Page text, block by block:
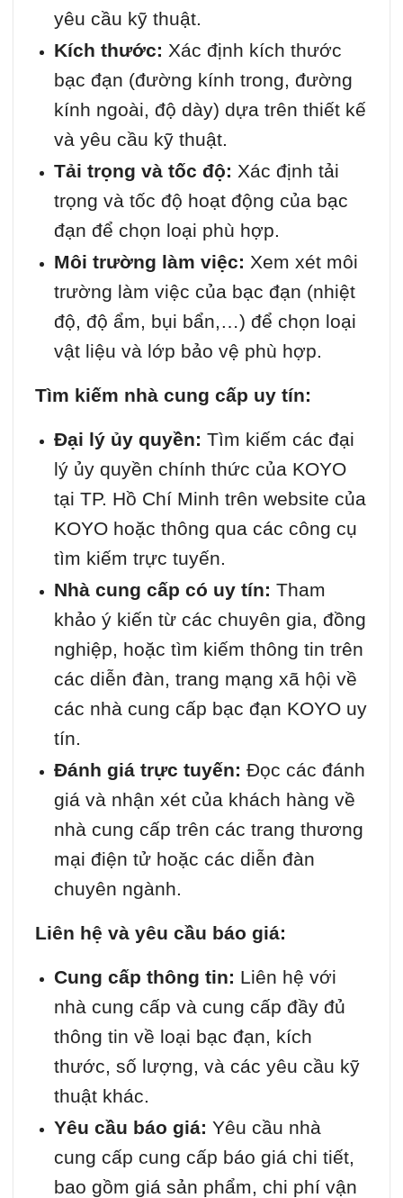
yêu cầu kỹ thuật.
Kích thước: Xác định kích thước
bạc đạn (đường kính trong, đường
kính ngoài, độ dày) dựa trên thiết kế
và yêu cầu kỹ thuật.
Tải trọng và tốc độ: Xác định tải
trọng và tốc độ hoạt động của bạc
đạn để chọn loại phù hợp.
Môi trường làm việc: Xem xét môi
trường làm việc của bạc đạn (nhiệt
độ, độ ẩm, bụi bẩn,…) để chọn loại
vật liệu và lớp bảo vệ phù hợp.
Tìm kiếm nhà cung cấp uy tín:
Đại lý ủy quyền: Tìm kiếm các đại
lý ủy quyền chính thức của KOYO
tại TP. Hồ Chí Minh trên website của
KOYO hoặc thông qua các công cụ
tìm kiếm trực tuyến.
Nhà cung cấp có uy tín: Tham
khảo ý kiến từ các chuyên gia, đồng
nghiệp, hoặc tìm kiếm thông tin trên
các diễn đàn, trang mạng xã hội về
các nhà cung cấp bạc đạn KOYO uy
tín.
Đánh giá trực tuyến: Đọc các đánh
giá và nhận xét của khách hàng về
nhà cung cấp trên các trang thương
mại điện tử hoặc các diễn đàn
chuyên ngành.
Liên hệ và yêu cầu báo giá:
Cung cấp thông tin: Liên hệ với
nhà cung cấp và cung cấp đầy đủ
thông tin về loại bạc đạn, kích
thước, số lượng, và các yêu cầu kỹ
thuật khác.
Yêu cầu báo giá: Yêu cầu nhà
cung cấp cung cấp báo giá chi tiết,
bao gồm giá sản phẩm, chi phí vận